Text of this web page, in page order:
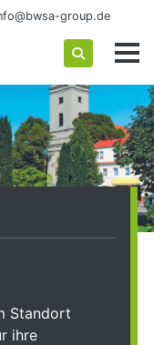
group.de
Standort
ihre